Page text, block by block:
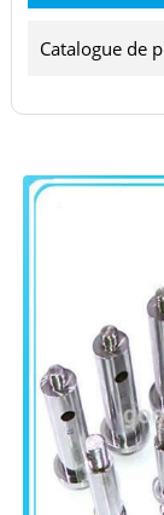
Catalogue de